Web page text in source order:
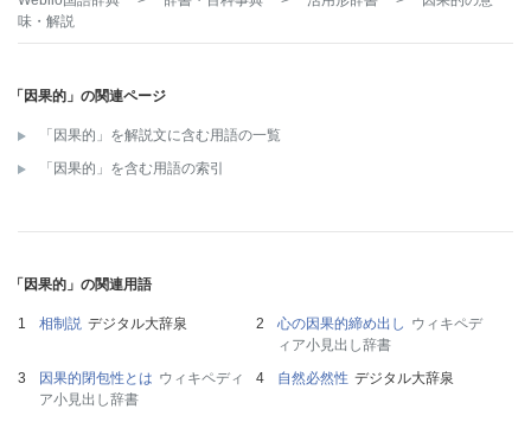
味・解説
「因果的」の関連ページ
「因果的」を解説文に含む用語の一覧
「因果的」を含む用語の索引
「因果的」の関連用語
相制説 デジタル大辞泉 心の因果的締め出し ウィキペデ
ィア小見出し辞書
因果的閉包性とは ウィキペディ
ア小見出し辞書
自然必然性 デジタル大辞泉